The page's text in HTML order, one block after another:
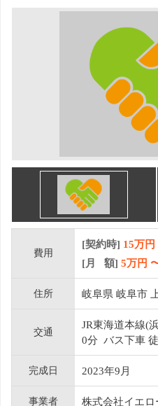
費用
[契約時] 15万円
[月 額] 5万円
住所 岐阜県 岐阜市
交通
JR東海道本線(
0分 バス下車
完成日 2023年9月
事業者 株式会社イエ